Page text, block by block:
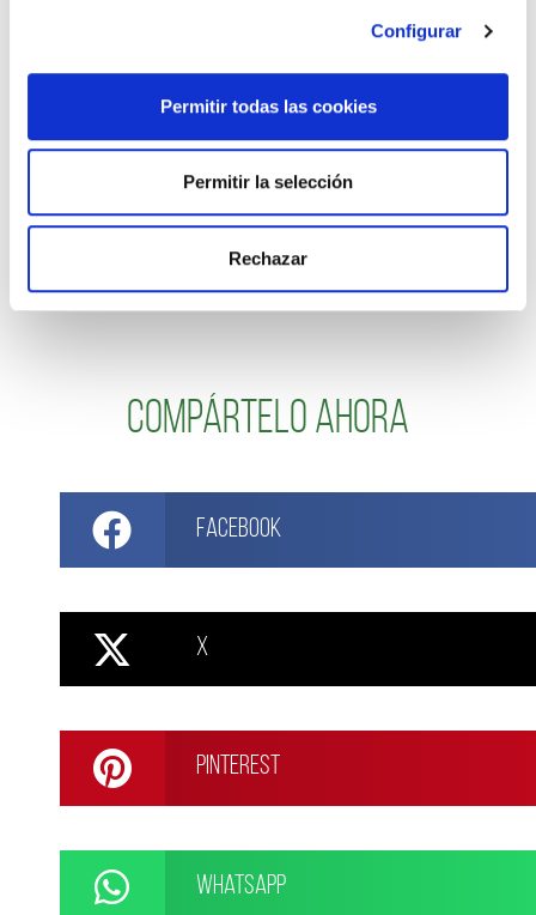
Configurar
Permitir todas las cookies
Permitir la selección
Rechazar
es buena opción para acompañar a los tequeños de
nuestra salsa cheddar .
USER REVIEW 0 (0
Compártelo ahora
Facebook
X
Pinterest
WhatsApp